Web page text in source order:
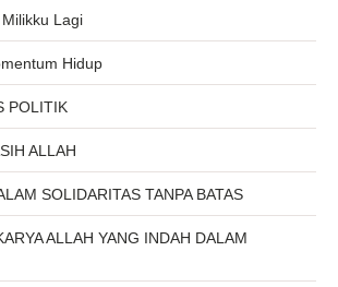
Lagi
Hidup
POLITIK
ALLAH
SOLIDARITAS TANPA BATAS
ALLAH YANG INDAH DALAM